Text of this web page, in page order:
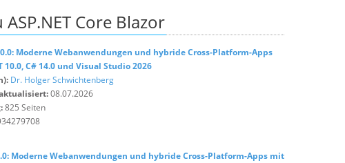
Core Blazor
Moderne Webanwendungen und hybride Cross-Platform-Apps
10.0, C# 14.0 und Visual Studio 2026
Dr. Holger Schwichtenberg
08.07.2026
825 Seiten
Moderne Webanwendungen und hybride Cross-Platform-Apps mit